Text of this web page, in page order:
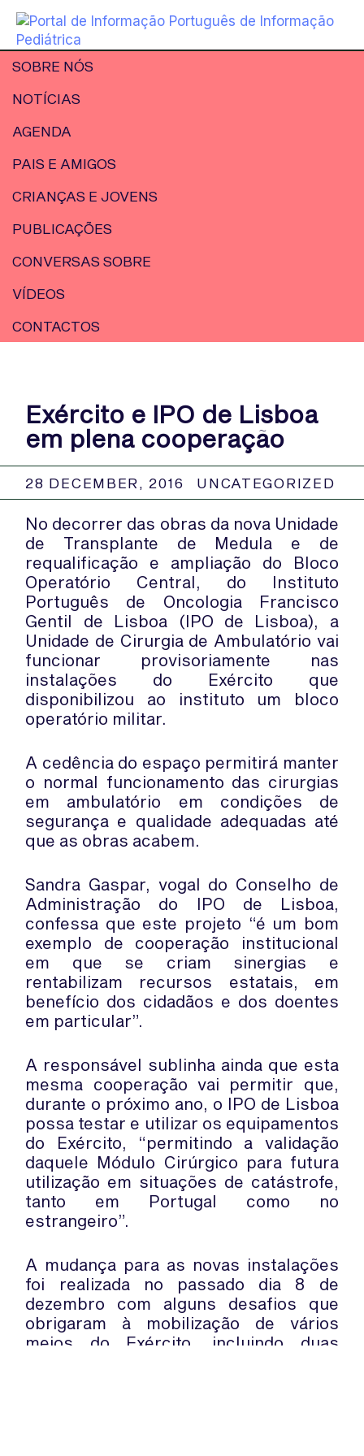
SOBRE NÓS
NOTÍCIAS
AGENDA
PAIS E AMIGOS
CRIANÇAS E JOVENS
PUBLICAÇÕES
CONVERSAS SOBRE
VÍDEOS
CONTACTOS
Exército e IPO de Lisboa
em plena cooperação
28 DECEMBER, 2016 UNCATEGORIZED
No decorrer das obras da nova Unidade
de Transplante de Medula e de
requalificação e ampliação do Bloco
Operatório Central, do Instituto
Português de Oncologia Francisco
Gentil de Lisboa (IPO de Lisboa), a
Unidade de Cirurgia de Ambulatório vai
funcionar provisoriamente nas
instalações do Exército que
disponibilizou ao instituto um bloco
operatório militar.
A cedência do espaço permitirá manter
o normal funcionamento das cirurgias
em ambulatório em condições de
segurança e qualidade adequadas até
que as obras acabem.
Sandra Gaspar, vogal do Conselho de
Administração do IPO de Lisboa,
confessa que este projeto “é um bom
exemplo de cooperação institucional
em que se criam sinergias e
rentabilizam recursos estatais, em
benefício dos cidadãos e dos doentes
em particular”.
A responsável sublinha ainda que esta
mesma cooperação vai permitir que,
durante o próximo ano, o IPO de Lisboa
possa testar e utilizar os equipamentos
do Exército, “permitindo a validação
daquele Módulo Cirúrgico para futura
utilização em situações de catástrofe,
tanto em Portugal como no
estrangeiro”.
A mudança para as novas instalações
foi realizada no passado dia 8 de
dezembro com alguns desafios que
obrigaram à mobilização de vários
meios do Exército, incluindo duas